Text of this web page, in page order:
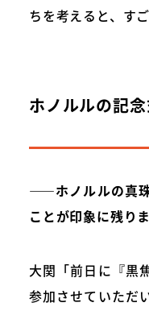
ちを考えると、す
ホノルルの記
――ホノルルの真
ことが印象に残り
大関「前日に『黒
参加させていただ